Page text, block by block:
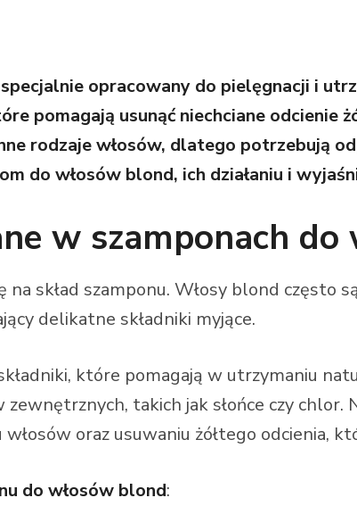
opracowany do pielęgnacji i
pomagają usunąć niechciane odcienie
rodzaje włosów, dlatego potrzebują
do włosów blond, ich działaniu i
w szamponach do
skład szamponu. Włosy blond często
delikatne składniki myjące.
które pomagają w utrzymaniu
takich jak słońce czy
oraz usuwaniu żółtego odcienia,
do włosów blond: